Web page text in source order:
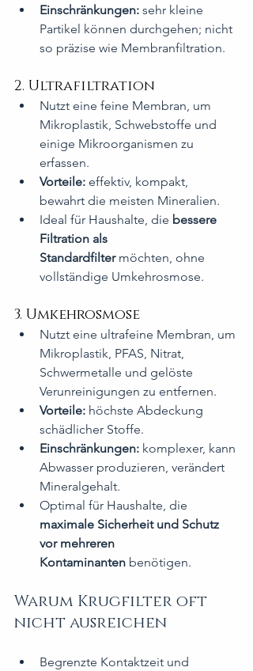
Einschränkungen: sehr kleine
Partikel können durchgehen; nicht
so präzise wie Membranfiltration.
2. Ultrafiltration
Nutzt eine feine Membran, um
Mikroplastik, Schwebstoffe und
einige Mikroorganismen zu
erfassen.
Vorteile: effektiv, kompakt,
bewahrt die meisten Mineralien.
Ideal für Haushalte, die bessere
Filtration als
Standardfilter möchten, ohne
vollständige Umkehrosmose.
3. Umkehrosmose
Nutzt eine ultrafeine Membran, um
Mikroplastik, PFAS, Nitrat,
Schwermetalle und gelöste
Verunreinigungen zu entfernen.
Vorteile: höchste Abdeckung
schädlicher Stoffe.
Einschränkungen: komplexer, kann
Abwasser produzieren, verändert
Mineralgehalt.
Optimal für Haushalte, die
maximale Sicherheit und Schutz
vor mehreren
Kontaminanten benötigen.
Warum Krugfilter oft
nicht ausreichen
Begrenzte Kontaktzeit und